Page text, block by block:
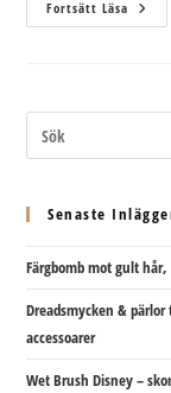
Fortsätt Läsa Mago
Senaste
Färgbomb mot gult
Dreadsmycken &
accessoarer
Wet Brush Disney –